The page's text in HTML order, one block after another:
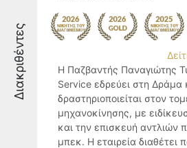
Διακριθέντες
Η Παζβαντής Παναγιώτης
Service εδρεύει στη Δράμα
δραστηριοποιείται στον
μηχανοκίνησης, με
και την επισκευή αντλιών
μπεκ. Η εταιρεία διαθέτει